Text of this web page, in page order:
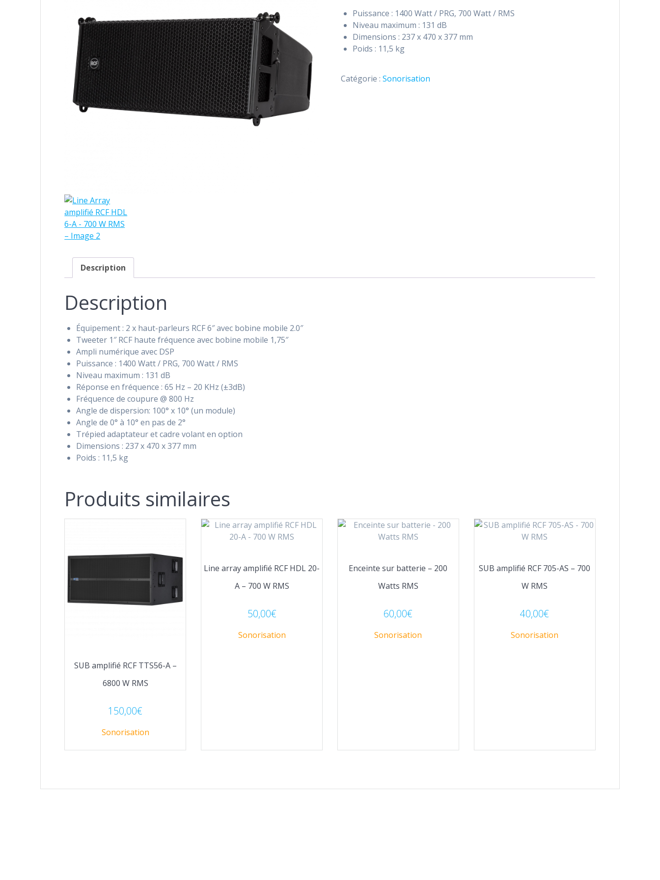
Puissance : 1400 Watt / PRG, 700 Watt / RMS
Niveau maximum : 131 dB
Dimensions : 237 x 470 x 377 mm
Poids : 11,5 kg
Catégorie : Sonorisation
Description
Description
Équipement : 2 x haut-parleurs RCF 6″ avec bobine mobile 2.0″
Tweeter 1″ RCF haute fréquence avec bobine mobile 1,75″
Ampli numérique avec DSP
Puissance : 1400 Watt / PRG, 700 Watt / RMS
Niveau maximum : 131 dB
Réponse en fréquence : 65 Hz – 20 KHz (±3dB)
Fréquence de coupure @ 800 Hz
Angle de dispersion: 100° x 10° (un module)
Angle de 0° à 10° en pas de 2°
Trépied adaptateur et cadre volant en option
Dimensions : 237 x 470 x 377 mm
Poids : 11,5 kg
Produits similaires
SUB amplifié RCF TTS56-A –
6800 W RMS
150,00€
Sonorisation
Line array amplifié RCF HDL 20-
A – 700 W RMS
50,00€
Sonorisation
Enceinte sur batterie – 200
Watts RMS
60,00€
Sonorisation
SUB amplifié RCF 705-AS – 700
W RMS
40,00€
Sonorisation